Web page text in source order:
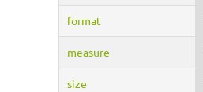
format
measure
size